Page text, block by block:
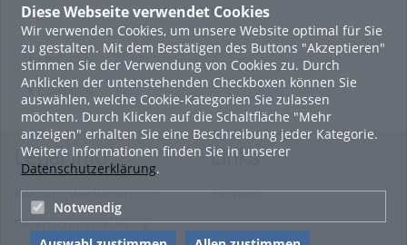
Diese Webseite verwendet Cookies
Wir verwenden Cookies, um unsere Website optimal für Sie
zu gestalten. Mit dem Bestätigen des Buttons "Akzeptieren"
stimmen Sie der Verwendung von Cookies zu. Durch
Anklicken der untenstehenden Checkboxen können Sie
auswählen, welche Cookie-Kategorien Sie zulassen
möchten. Durch Klicken auf die Schaltfläche "Mehr
anzeigen" erhalten Sie eine Beschreibung jeder Kategorie.
Weitere Informationen finden Sie in unserer
Datenschutzerklärung.
Notwendig
LADE MEHR
Featured
Beliebtheit
Legal Info
Nutzungsbedingungen
Datenschutzerklärung
Links
Sitemap